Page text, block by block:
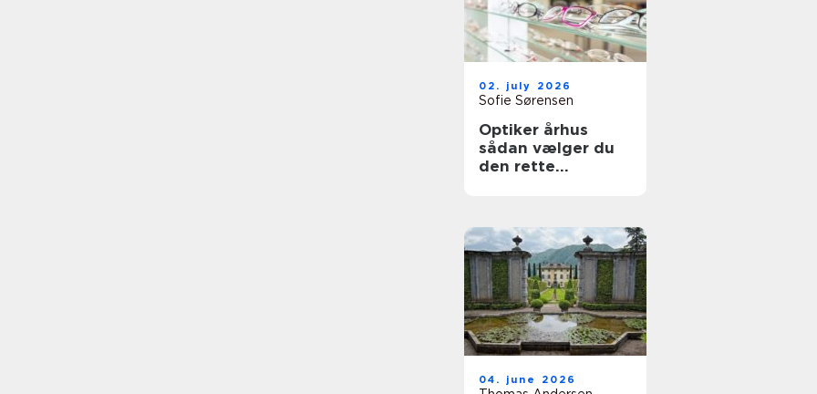
02. july 2026
Sofie Sørensen
Optiker århus
sådan vælger du
den rette
04. june 2026